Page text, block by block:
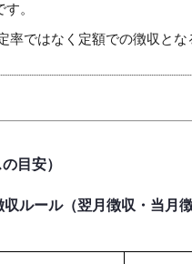
。
ではなく定額での徴収と
目安）
収ルール（翌月徴収・当月徴